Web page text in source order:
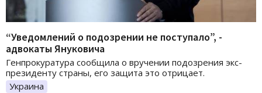
“Уведомлений о подозрении не поступало”, -
адвокаты Януковича
Генпрокуратура сообщила о вручении подозрения экс-
президенту страны, его защита это отрицает.
Украина